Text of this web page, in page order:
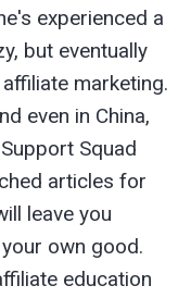
experienced a
but eventually
marketing.
even in China,
Squad
articles for
leave you
own good.
education